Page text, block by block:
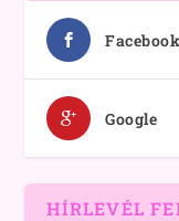
Facebook
Google
HÍRLEVÉL